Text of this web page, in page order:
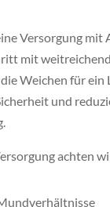
Versorgung mit
mit
Weichen für ein
und
achten